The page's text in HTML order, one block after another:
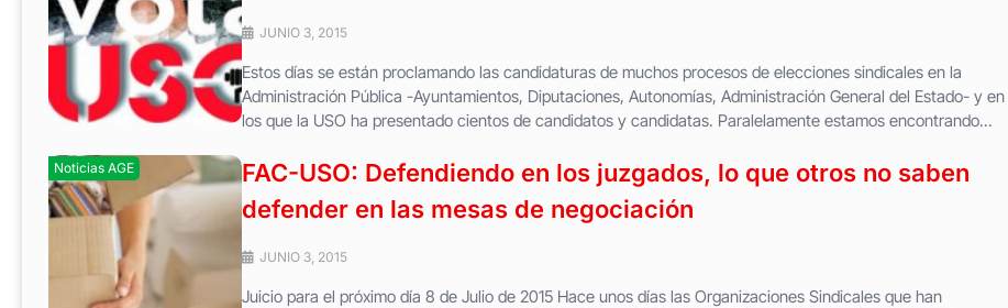
JUNIO 3, 2015
Estos días se están proclamando las candidaturas de muchos procesos de elecciones sindicales en la
Administración Pública -Ayuntamientos, Diputaciones, Autonomías, Administración General del Estado- y en
los que la USO ha presentado cientos de candidatos y candidatas. Paralelamente estamos encontrando...
Noticias AGE
FAC-USO: Defendiendo en los juzgados, lo que otros no saben
defender en las mesas de negociación
JUNIO 3, 2015
Juicio para el próximo día 8 de Julio de 2015 Hace unos días las Organizaciones Sindicales que han